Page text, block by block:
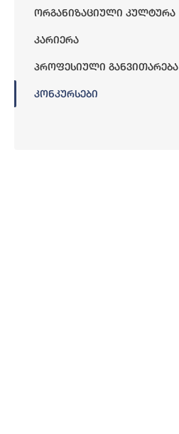
Ორგანიზაციული Კულტურა
Კარიერა
Პროფესიული Განვითარება
Კონკურსები